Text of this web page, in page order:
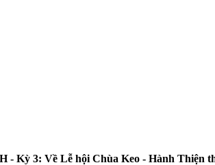
Kỳ 3: Về Lễ hội Chùa Keo - Hành Thiện